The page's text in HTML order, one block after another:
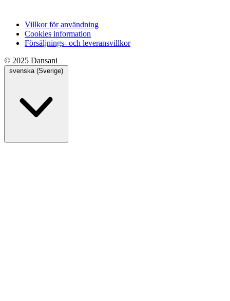
Villkor för användning
Cookies information
Försäljnings- och leveransvillkor
© 2025 Dansani
svenska (Sverige)